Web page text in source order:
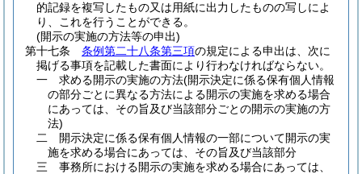
的記録を複写したもの又は用紙に出力したものの写しによ
り、これを行うことができる。
(開示の実施の方法等の申出)
第十七条
条例第二十八条第三項の規定による申出は、次に
掲げる事項を記載した書面により行わなければならない。
一
求める開示の実施の方法(開示決定に係る保有個人情報
の部分ごとに異なる方法による開示の実施を求める場合
にあっては、その旨及び当該部分ごとの開示の実施の方
法)
二
開示決定に係る保有個人情報の一部について開示の実
施を求める場合にあっては、その旨及び当該部分
三
事務所における開示の実施を求める場合にあっては、